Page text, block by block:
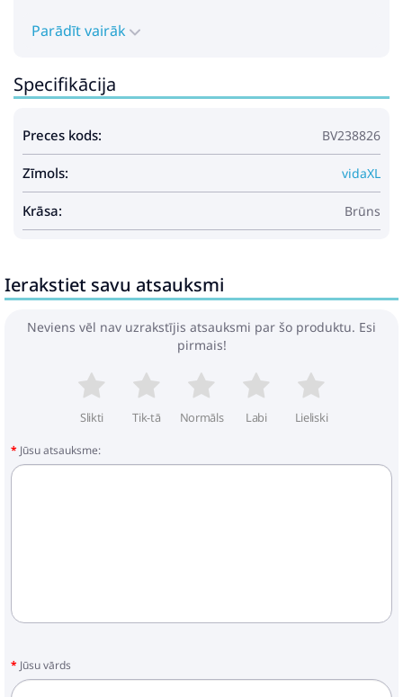
Parādīt vairāk
Specifikācija
Preces kods: BV238826
Zīmols: vidaXL
Krāsa: Brūns
Ierakstiet savu atsauksmi
Neviens vēl nav uzrakstījis atsauksmi par šo produktu. Esi
pirmais!
Slikti Tik-tā Normāls Labi Lieliski
Jūsu atsauksme:
Jūsu vārds